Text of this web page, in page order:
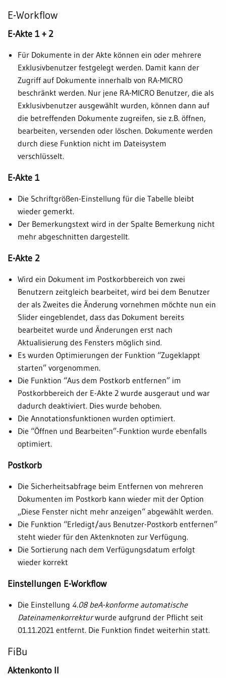
E-Workflow
E-Akte 1 + 2
Für Dokumente in der Akte können ein oder mehrere
Exklusivbenutzer festgelegt werden. Damit kann der
Zugriff auf Dokumente innerhalb von RA-MICRO
beschränkt werden. Nur jene RA-MICRO Benutzer, die als
Exklusivbenutzer ausgewählt wurden, können dann auf
die betreffenden Dokumente zugreifen, sie z.B. öffnen,
bearbeiten, versenden oder löschen. Dokumente werden
durch diese Funktion nicht im Dateisystem
verschlüsselt.
E-Akte 1
Die Schriftgrößen-Einstellung für die Tabelle bleibt
wieder gemerkt.
Der Bemerkungstext wird in der Spalte Bemerkung nicht
mehr abgeschnitten dargestellt.
E-Akte 2
Wird ein Dokument im Postkorbbereich von zwei
Benutzern zeitgleich bearbeitet, wird bei dem Benutzer
der als Zweites die Änderung vornehmen möchte nun ein
Slider eingeblendet, dass das Dokument bereits
bearbeitet wurde und Änderungen erst nach
Aktualisierung des Fensters möglich sind.
Es wurden Optimierungen der Funktion “Zugeklappt
starten” vorgenommen.
Die Funktion “Aus dem Postkorb entfernen” im
Postkorbbereich der E-Akte 2 wurde ausgeraut und war
dadurch deaktiviert. Dies wurde behoben.
Die Annotationsfunktionen wurden optimiert.
Die “Öffnen und Bearbeiten”-Funktion wurde ebenfalls
optimiert.
Postkorb
Die Sicherheitsabfrage beim Entfernen von mehreren
Dokumenten im Postkorb kann wieder mit der Option
„Diese Fenster nicht mehr anzeigen“ abgewählt werden.
Die Funktion “Erledigt/aus Benutzer-Postkorb entfernen”
steht wieder für den Aktenknoten zur Verfügung.
Die Sortierung nach dem Verfügungsdatum erfolgt
wieder korrekt
Einstellungen E-Workflow
Die Einstellung 4.08 beA-konforme automatische
Dateinamenkorrekturwurde aufgrund der Pflicht seit
01.11.2021 entfernt. Die Funktion findet weiterhin statt.
FiBu
Aktenkonto II